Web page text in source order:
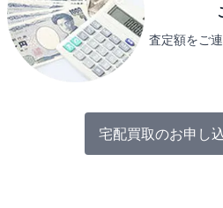
査定額をご
宅配買取のお申し